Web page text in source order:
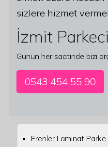
sizlere hizmet
İzmit Parkeci
Günün her saatinde bizi
0543 454 55 90
Erenler Laminat Parke